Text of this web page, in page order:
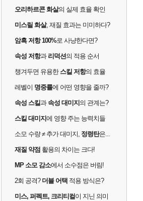
오리하르콘 화살의 실제 효율 확인
미스릴 화살, 재질 효과는 미미하다?
암흑 저항 100%로 사냥한다면?
속성 저항과 리덕션의 적용 순서
챙겨두면 유용한 스킬 저항의 효율
레벨이 명중률에 어떤 영향을 줄까?
속성 스킬과 속성 대미지 의 관계는?
스킬 대미지 에 영향 주는 능력치들
소모 수량 ≠ 추가 대미지, 정령탄은...
재질 약점 활용의 차이는 크다!
MP 소모 감소에서 소수점은 버림!
2회 공격? 더블 어택 적용 방식은?
미스, 퍼펙트, 크리티컬이 지닌 의미